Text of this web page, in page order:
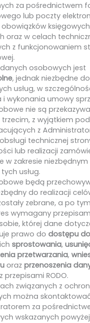
za pośrednictwem
lub poczty
oraz w celach
z funkcjonowaniem
osobowych jest
, jednak niezbędne
usług, w
i wykonania umowy
nie są
z wyjątkiem
z
technicznej
lub realizacji
w zakresie
usług.
będą
do realizacji
zebrane, a po
wymagany
której dane
prawo do dostępu
sprostowania,
przetwarzania,
oraz przenoszenia
przepisami RODO.
związanych z
można
za
wskazanych